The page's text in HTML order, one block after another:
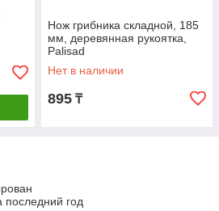
Нож грибника складной, 185
мм, деревянная рукоятка,
Palisad
Нет в наличии
895 ₸
последний год